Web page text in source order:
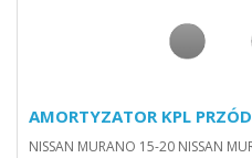
AMORTYZATOR KPL
NISSAN MURANO 15-20 NISSAN